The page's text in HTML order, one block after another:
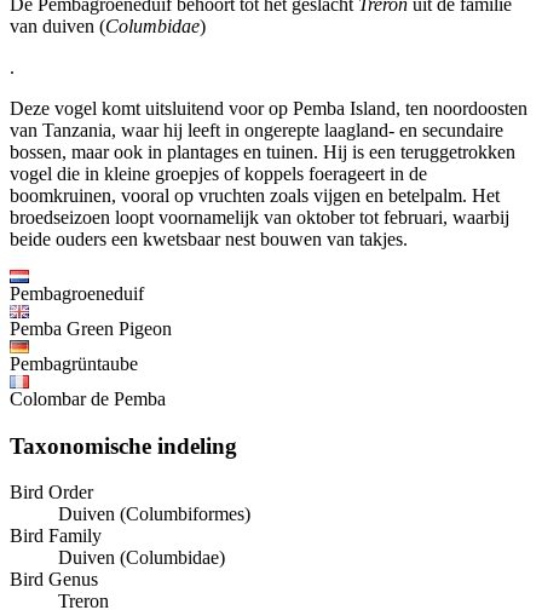
De Pembagroeneduif behoort tot het geslacht Treron uit de familie
van duiven (Columbidae)
.
Deze vogel komt uitsluitend voor op Pemba Island, ten noordoosten
van Tanzania, waar hij leeft in ongerepte laagland- en secundaire
bossen, maar ook in plantages en tuinen. Hij is een teruggetrokken
vogel die in kleine groepjes of koppels foerageert in de
boomkruinen, vooral op vruchten zoals vijgen en betelpalm. Het
broedseizoen loopt voornamelijk van oktober tot februari, waarbij
beide ouders een kwetsbaar nest bouwen van takjes.
Pembagroeneduif
Pemba Green Pigeon
Pembagrüntaube
Colombar de Pemba
Taxonomische indeling
Bird Order
Duiven (Columbiformes)
Bird Family
Duiven (Columbidae)
Bird Genus
Treron